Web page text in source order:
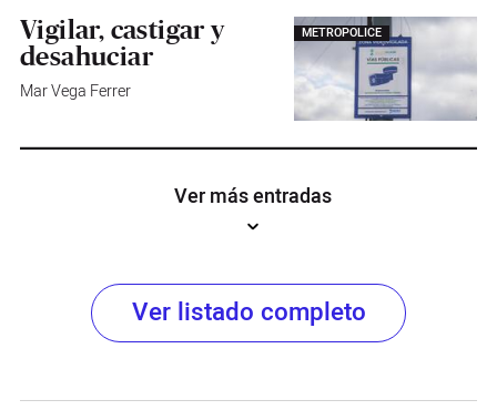
METROPOLICE
Vigilar, castigar y
desahuciar
Mar Vega Ferrer
Ver más entradas
Ver listado completo